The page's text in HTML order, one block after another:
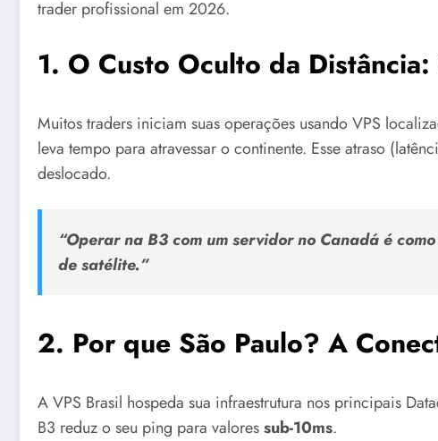
trader profissional em 2026.
1. O Custo Oculto da
Muitos traders iniciam suas operações usando VPS
leva tempo para atravessar o continente. Esse atraso
deslocado.
“Operar na B3 com um servidor no Canadá é
de satélite.”
2. Por que São Paulo? A
A VPS Brasil hospeda sua infraestrutura nos principais
B3 reduz o seu ping para valoressub-10ms.